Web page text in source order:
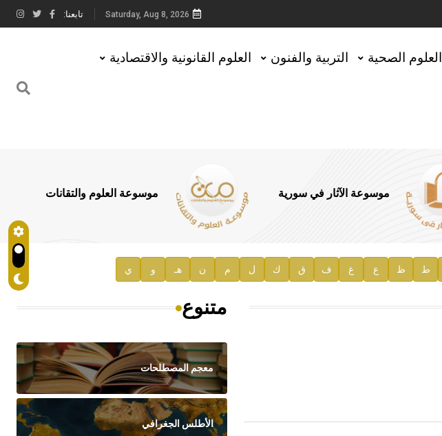
Saturday, Aug 8, 2026 تابعنا:
العلوم الصحية التربية والفنون العلوم القانونية والاقتصادية
موسوعة الآثار في سورية موسوعة العلوم والتقانات
ط ظ ع غ ف ق ك ل م ن هـ و ي
متنوع
معجم المصطلحات
الأطلس الجغرافي